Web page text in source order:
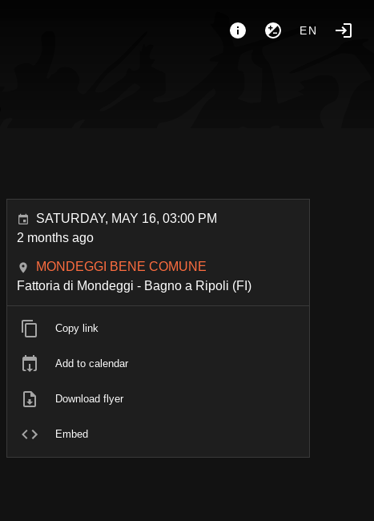
EN
SATURDAY, MAY 16, 03:00 PM
2 months ago
MONDEGGI BENE COMUNE
Fattoria di Mondeggi - Bagno a Ripoli (FI)
Copy link
Add to calendar
Download flyer
Embed